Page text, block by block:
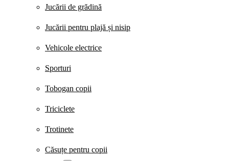
Jucării de grădină
Jucării pentru plajă și nisip
Vehicole electrice
Sporturi
Tobogan copii
Triciclete
Trotinete
Căsuțe pentru copii